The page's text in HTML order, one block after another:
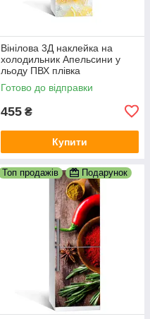
Вінілова 3Д наклейка на
холодильник Апельсини у
льоду ПВХ плівка
самоклеюча цитруси
Готово до відправки
455 ₴
Купити
Топ продажів Подарунок